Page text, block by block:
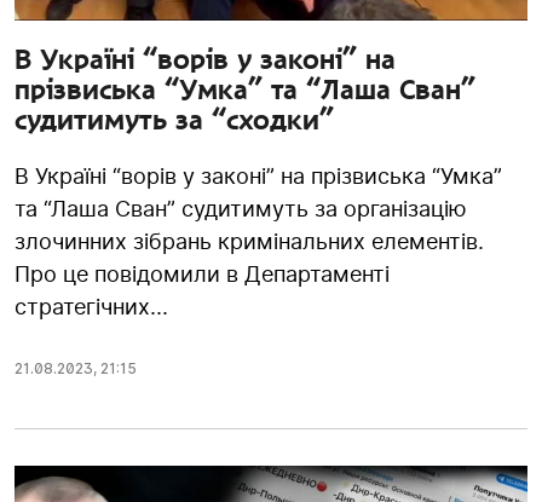
В Україні “ворів у законі” на
прізвиська “Умка” та “Лаша Сван”
судитимуть за “сходки”
В Україні “ворів у законі” на прізвиська “Умка”
та “Лаша Сван” судитимуть за організацію
злочинних зібрань кримінальних елементів.
Про це повідомили в Департаменті
стратегічних...
21.08.2023, 21:15